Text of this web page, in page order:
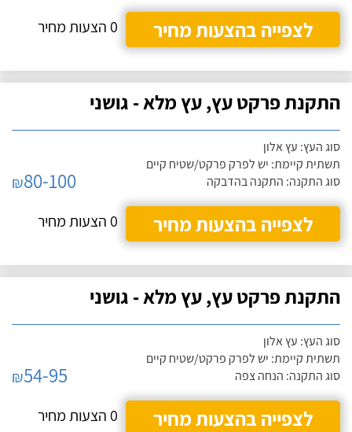
לצפייה בהצעות מחיר
0 הצעות מחיר
התקנת פרקט עץ, עץ מלא - גושני
סוג העץ: עץ אלון
תשתית קיימת: יש לפרק פרקט/שטיח קיים
סוג התקנה: התקנה בהדבקה
₪80-100
לצפייה בהצעות מחיר
0 הצעות מחיר
התקנת פרקט עץ, עץ מלא - גושני
סוג העץ: עץ אלון
תשתית קיימת: יש לפרק פרקט/שטיח קיים
סוג התקנה: הנחה צפה
₪54-95
לצפייה בהצעות מחיר
0 הצעות מחיר